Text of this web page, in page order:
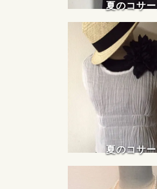
夏のコサ
夏のコサ